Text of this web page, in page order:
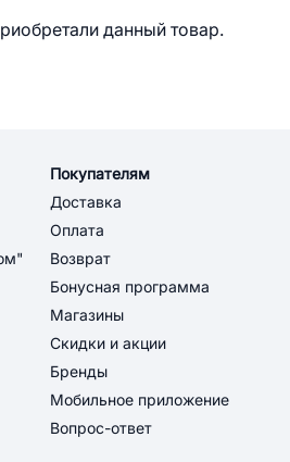
данный товар.
Покупателям
Доставка
Оплата
Возврат
Бонусная программа
Магазины
Скидки и акции
Бренды
Мобильное приложение
Вопрос-ответ